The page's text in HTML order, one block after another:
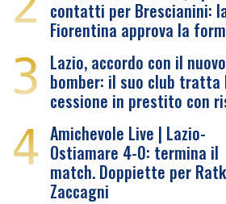
contatti per Brescianini:
Fiorentina approva la
3 Lazio, accordo con il nuovo
bomber: il suo club tratta
cessione in prestito con
4 Amichevole Live | Lazio-
Ostiamare 4-0: termina il
match. Doppiette per
Zaccagni